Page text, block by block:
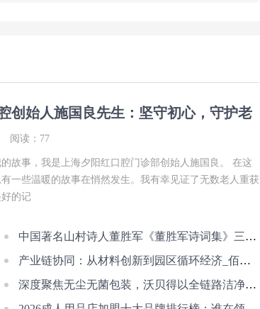
创始人施国良先生：坚守初心，守护老
阅读：77
故事，我是上海夕阳红口腔门诊部创始人施国良。 在这
一些温暖的故事在悄然发生。我有幸见证了无数老人重获
的记
中国著名山村诗人董胜军《董胜军诗词集》三卷美国首发式和新闻发布会在美举
产业链协同：从材料创新到园区循环经济_佰斯特POUSTO
深度聚焦无尘无菌包装，沃贝得以全链路洁净管控赋能高端制造与生命科学